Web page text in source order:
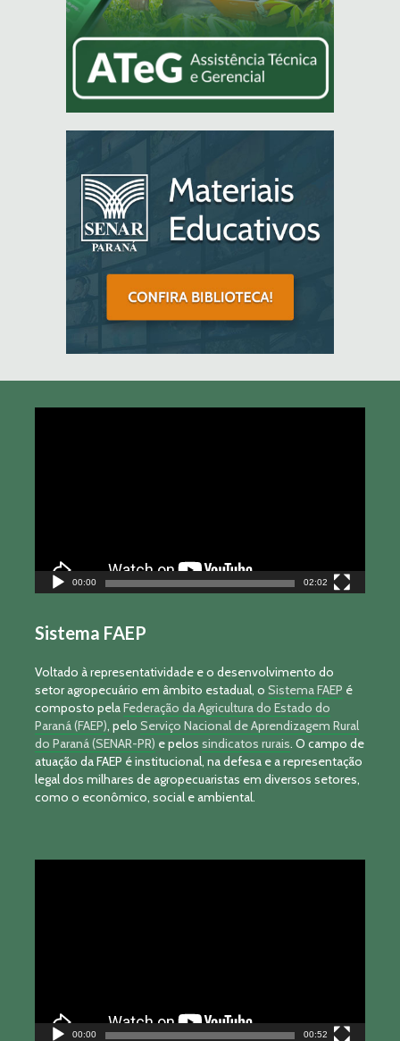
00:00 02:02
Sistema FAEP
Voltado à representatividade e o desenvolvimento do
setor agropecuário em âmbito estadual, o Sistema FAEP é
composto pelaFederação da Agricultura do Estado do
Paraná (FAEP), pelo Serviço Nacional de Aprendizagem Rural
do Paraná (SENAR-PR) e pelos sindicatos rurais. O campo de
atuação da FAEP é institucional, na defesa e a representação
legal dos milhares de agropecuaristas em diversos setores,
como o econômico, social e ambiental.
00:00 00:52